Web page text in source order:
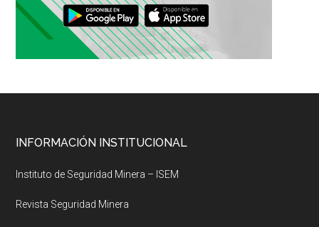
Footer
INFORMACIÓN INSTITUCIONAL
Instituto de Seguridad Minera – ISEM
Revista Seguridad Minera